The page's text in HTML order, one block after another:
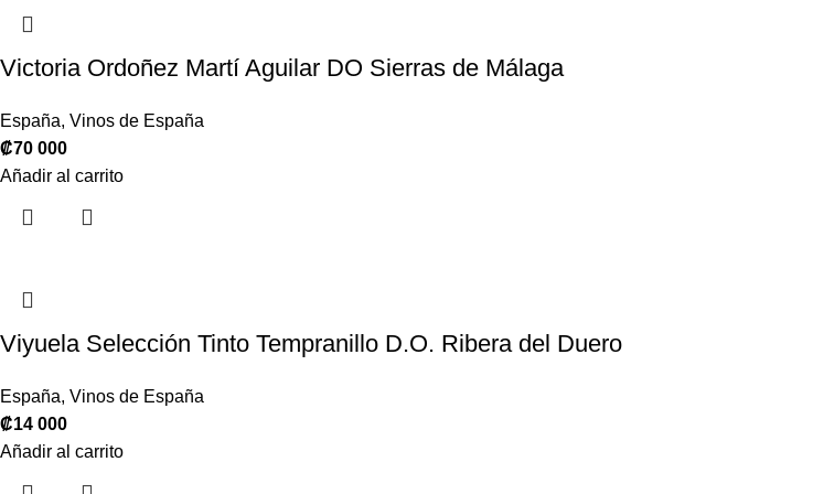
Victoria Ordoñez Martí Aguilar DO Sierras de Málaga
España, Vinos de España
₡70 000
Añadir al carrito
Viyuela Selección Tinto Tempranillo D.O. Ribera del Duero
España, Vinos de España
₡14 000
Añadir al carrito